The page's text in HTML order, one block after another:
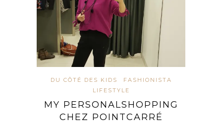
DU CÔTÉ DES KIDS
FASHIONISTA
LIFESTYLE
MY PERSONALSHOPPING
CHEZ POINTCARRÉ